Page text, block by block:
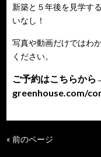
新築と５年後を見学す
いなし！
写真や動画だけではわ
ください。
ご予約はこちらから
greenhouse.com/
« 前のページ